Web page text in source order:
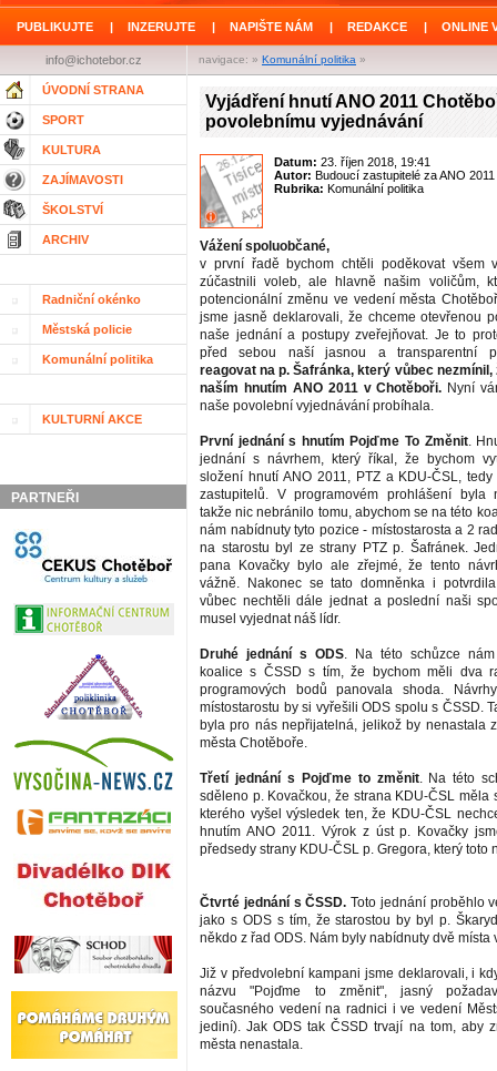
PUBLIKUJTE | INZERUJTE | NAPIŠTE NÁM | REDAKCE | ONLINE
navigace: » Komunální politika »
info@ichotebor.cz
ÚVODNÍ STRANA
SPORT
KULTURA
ZAJÍMAVOSTI
ŠKOLSTVÍ
ARCHIV
Radniční okénko
Městská policie
Komunální politika
KULTURNÍ AKCE
PARTNEŘI
Vyjádření hnutí ANO 2011
povolebnímu vyjednávání
Datum: 23. říjen 2018, 19:41
Autor: Budoucí zastupitelé za ANO 2011
Rubrika: Komunální politika
Vážení spoluobčané,
v první řadě bychom chtěli poděkovat všem
zúčastnili voleb, ale hlavně našim voličům,
potencionální změnu ve vedení města
jsme jasně deklarovali, že chceme otevřenou
naše jednání a postupy zveřejňovat. Je to
před sebou naší jasnou a transparentní
reagovat na p. Šafránka, který vůbec nezmínil,
naším hnutím ANO 2011 v Chotěboři. Nyní
naše povolební vyjednávání probíhala.
První jednání s hnutím Pojďme To Změnit.
jednání s návrhem, který říkal, že bychom
složení hnutí ANO 2011, PTZ a KDU-ČSL,
zastupitelů. V programovém prohlášení byla
takže nic nebránilo tomu, abychom se na této
nám nabídnuty tyto pozice - místostarosta a 2
na starostu byl ze strany PTZ p. Šafránek.
pana Kovačky bylo ale zřejmé, že tento
vážně. Nakonec se tato domněnka i
vůbec nechtěli dále jednat a poslední naši
musel vyjednat náš lídr.
Druhé jednání s ODS. Na této schůzce
koalice s ČSSD s tím, že bychom měli dva
programových bodů panovala shoda.
místostarostu by si vyřešili ODS spolu s ČSSD.
byla pro nás nepřijatelná, jelikož by nenastala
města Chotěboře.
Třetí jednání s Pojďme to změnit. Na této
sděleno p. Kovačkou, že strana KDU-ČSL měla
kterého vyšel výsledek ten, že KDU-ČSL
hnutím ANO 2011. Výrok z úst p. Kovačky
předsedy strany KDU-ČSL p. Gregora, který toto
Čtvrté jednání s ČSSD. Toto jednání proběhlo
jako s ODS s tím, že starostou by byl p.
někdo z řad ODS. Nám byly nabídnuty dvě místa
Již v předvolební kampani jsme deklarovali, i
názvu "Pojďme to změnit", jasný
současného vedení na radnici i ve vedení
jediní). Jak ODS tak ČSSD trvají na tom, aby
města nenastala.